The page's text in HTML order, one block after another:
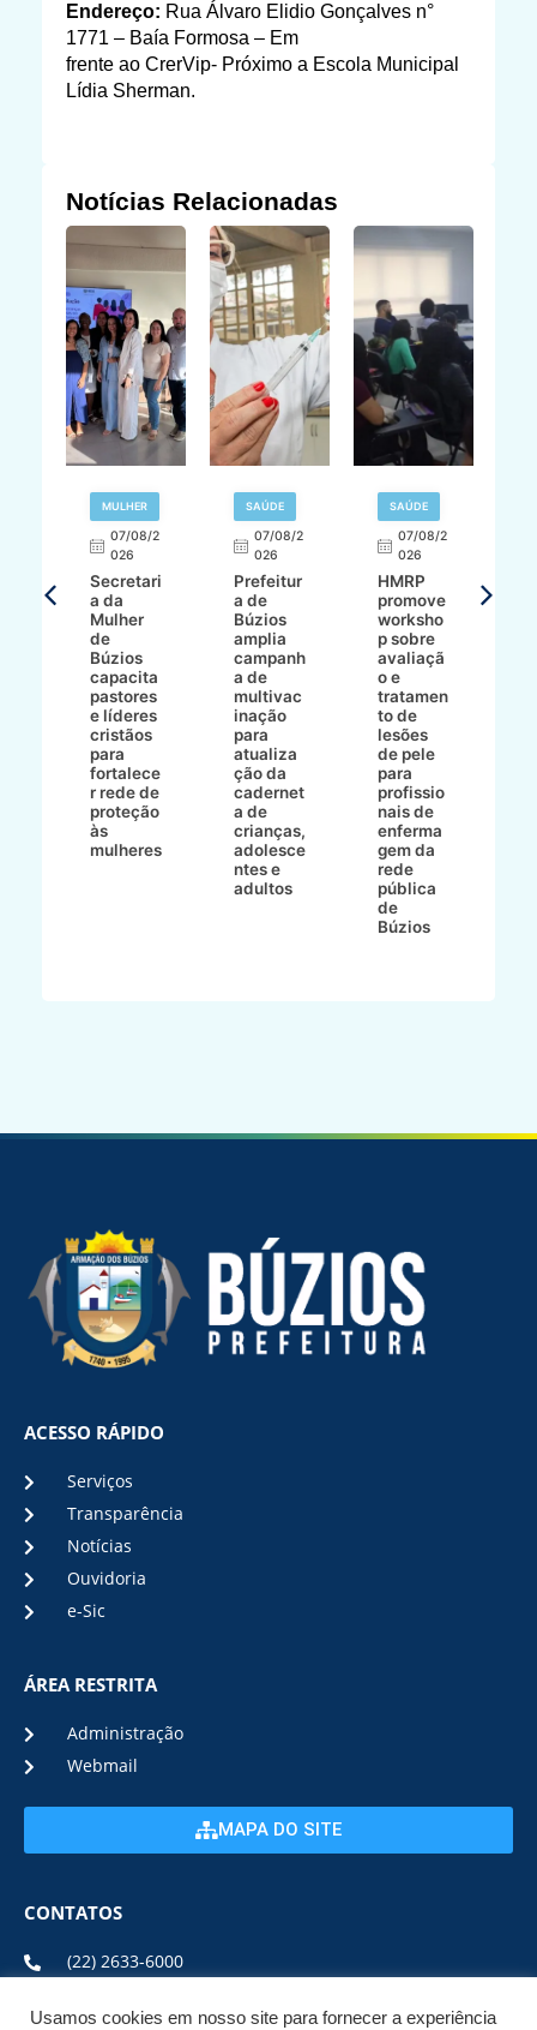
Endereço: Rua Álvaro Elidio Gonçalves n°
1771 – Baía Formosa – Em
frente ao CrerVip- Próximo a Escola Municipal
Lídia Sherman.
Notícias Relacionadas
MULHER
07/08/2
026
Secretari
a da
Mulher
de
Búzios
capacita
pastores
e líderes
cristãos
para
fortalece
r rede de
proteção
às
mulheres
SAÚDE
07/08/2
026
Prefeitur
a de
Búzios
amplia
campanh
a de
multivac
inação
para
atualiza
ção da
cadernet
a de
crianças,
adolesce
ntes e
adultos
SAÚDE
07/08/2
026
HMRP
promove
worksho
p sobre
avaliaçã
o e
tratamen
to de
lesões
de pele
para
profissio
nais de
enferma
gem da
rede
pública
de
Búzios
ACESSO RÁPIDO
Serviços
Transparência
Notícias
Ouvidoria
e-Sic
ÁREA RESTRITA
Administração
Webmail
MAPA DO SITE
CONTATOS
(22) 2633-6000
Usamos cookies em nosso site para fornecer a experiência